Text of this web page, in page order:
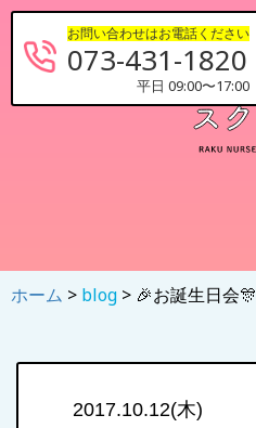
お問い合わせはお電話ください
073-431-1820
平日 09:00〜17:00
ホーム > blog > 🎉お誕生日会🎊
2017.10.12(木)